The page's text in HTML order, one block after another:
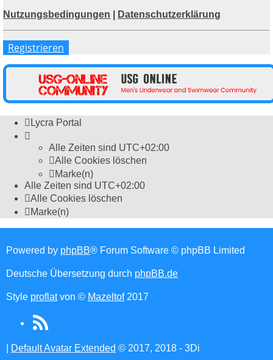
Nutzungsbedingungen
Datenschutzerklärung
Registrieren
Lycra Portal
Alle Zeiten sind UTC+02:00
Alle Cookies löschen
Marke(n)
Alle Zeiten sind UTC+02:00
Alle Cookies löschen
Marke(n)
Powered by phpBB® Forum Software © phpBB Limited
Deutsche Übersetzung durch phpBB.de
Style proflatvon © Mazeltof2017
RSS
(Opens
Default Avatar Extended © 2017, 2018 - 3Di